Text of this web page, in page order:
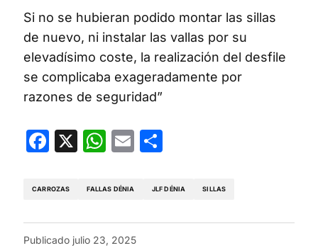
Si no se hubieran podido montar las sillas
de nuevo, ni instalar las vallas por su
elevadísimo coste, la realización del desfile
se complicaba exageradamente por
razones de seguridad”
Facebook
X WhatsApp
Email
CARROZAS FALLAS DÉNIA JLF DÉNIA SILLAS
Publicado julio 23, 2025